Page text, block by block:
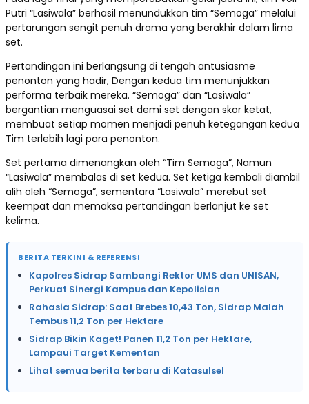
Putri “Lasiwala” berhasil menundukkan tim “Semoga” melalui
pertarungan sengit penuh drama yang berakhir dalam lima
set.
Pertandingan ini berlangsung di tengah antusiasme
penonton yang hadir, Dengan kedua tim menunjukkan
performa terbaik mereka. “Semoga” dan “Lasiwala”
bergantian menguasai set demi set dengan skor ketat,
membuat setiap momen menjadi penuh ketegangan kedua
Tim terlebih lagi para penonton.
Set pertama dimenangkan oleh “Tim Semoga”, Namun
“Lasiwala” membalas di set kedua. Set ketiga kembali diambil
alih oleh “Semoga”, sementara “Lasiwala” merebut set
keempat dan memaksa pertandingan berlanjut ke set
kelima.
BERITA TERKINI & REFERENSI
Kapolres Sidrap Sambangi Rektor UMS dan UNISAN,
Perkuat Sinergi Kampus dan Kepolisian
Rahasia Sidrap: Saat Brebes 10,43 Ton, Sidrap Malah
Tembus 11,2 Ton per Hektare
Sidrap Bikin Kaget! Panen 11,2 Ton per Hektare,
Lampaui Target Kementan
Lihat semua berita terbaru di Katasulsel